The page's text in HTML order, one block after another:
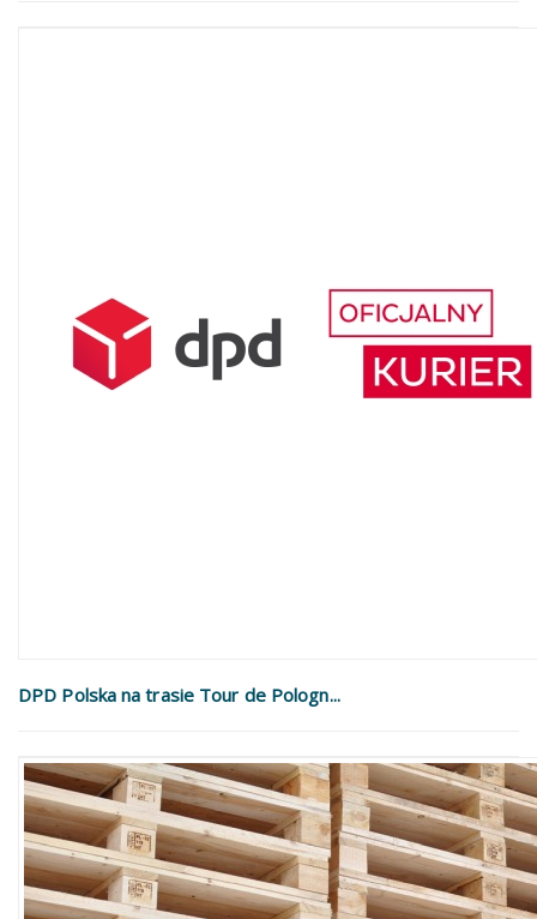
DPD Polska na trasie Tour de Pologn...